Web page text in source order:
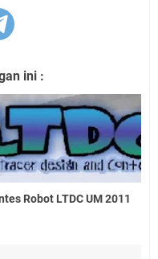
ini :
Robot LTDC UM 2011